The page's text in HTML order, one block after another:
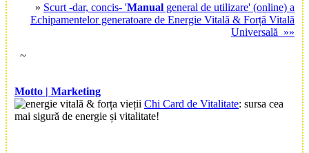
» Scurt -dar, concis- 'Manual general de utilizare' (online) a
Echipamentelor generatoare de Energie Vitală & Forță Vitală
Universală »»
~
Motto | Marketing
Chi Card de Vitalitate: sursa cea
mai sigură de energie și vitalitate!